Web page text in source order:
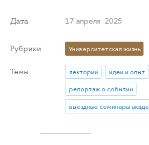
Дата 17 апреля 2025
Рубрики Университетская жизнь
Темы лектории
идеи и опыт
репортаж о событии